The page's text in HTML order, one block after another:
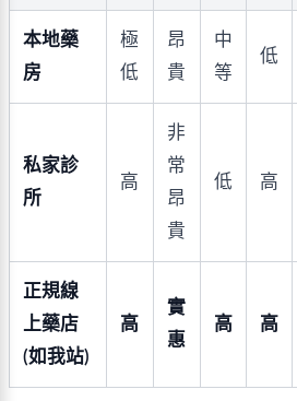
本地藥
房
極
低
昂
貴
中
等
低
私家診
所
高
非
常
昂
貴
低 高
正規線
上藥店
(如我站)
高
實
惠
高 高